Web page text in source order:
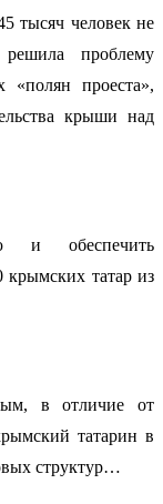
тысяч человек не
проблему
«полян проеста»,
крыши над
и обеспечить
крымских татар из
в отличие от
татарин в
структур…